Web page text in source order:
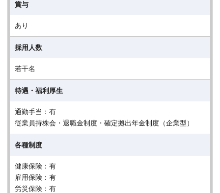
賞与
あり
採用人数
若干名
待遇・福利厚生
通勤手当：有
従業員持株会・退職金制度・確定拠出年金制度（企業型）
各種制度
健康保険：有
雇用保険：有
労災保険：有